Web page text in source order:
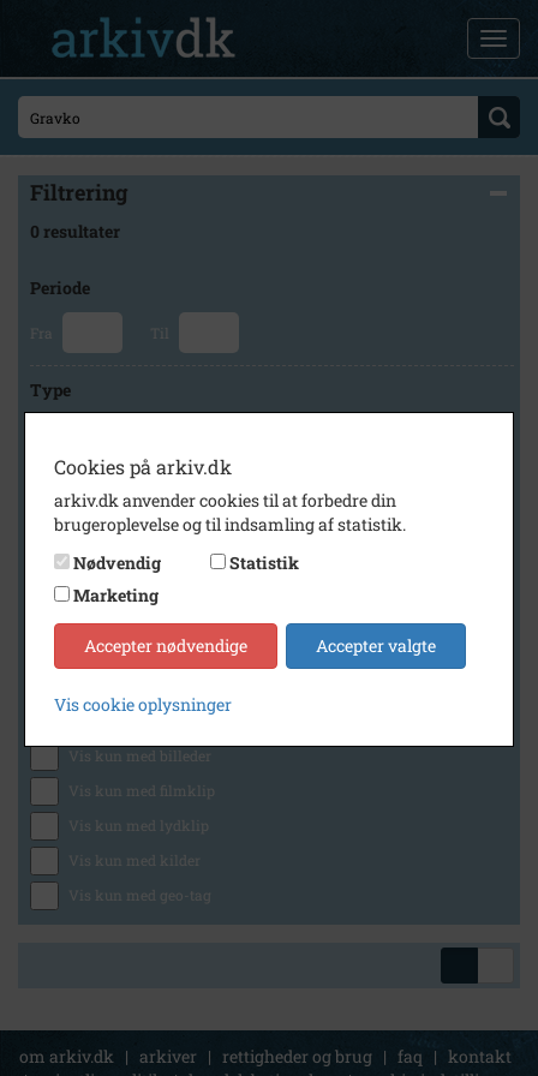
Filtrering
0 resultater
Periode
Fra Til
Type
Arkiv
Herlev Kommunes Lokalarkiv
Generelt
Vis kun med billeder
Vis kun med filmklip
Vis kun med lydklip
Vis kun med kilder
Vis kun med geo-tag
om arkiv.dk | arkiver | rettigheder og brug | faq | kontakt
Cookies på arkiv.dk
arkiv.dk anvender cookies til at forbedre din
brugeroplevelse og til indsamling af statistik.
Nødvendig
Statistik
Marketing
Accepter nødvendige Accepter valgte
Vis cookie oplysninger